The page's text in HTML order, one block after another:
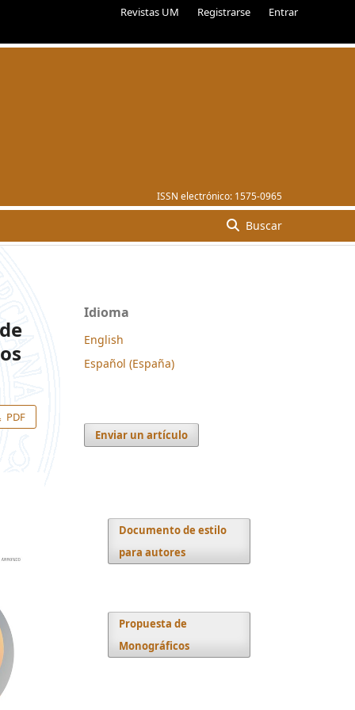
Revistas UM Registrarse Entrar
ISSN electrónico: 1575-0965
Buscar
PDF
Idioma
English
Español (España)
Enviar un artículo
Documento de estilo
para autores
Propuesta de
Monográficos